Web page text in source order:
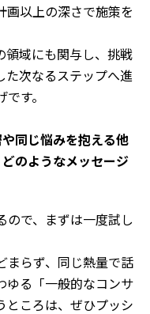
画以上の深さで施策を
領域にも関与し、挑戦
た次なるステップへ進
す。
同じ悩みを抱える他
のようなメッセージ
ので、まずは一度試し
まらず、同じ熱量で話
ゆる「一般的なコンサ
ところは、ぜひプッシ